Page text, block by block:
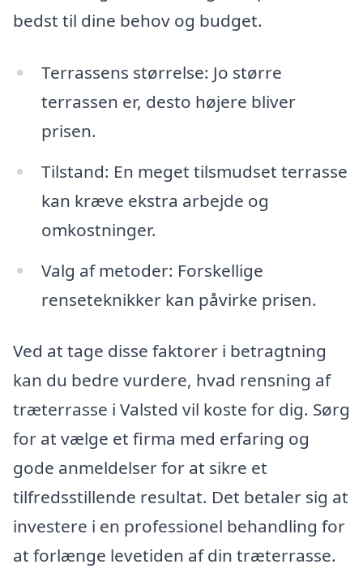
bedst til dine behov og budget.
Terrassens størrelse: Jo større
terrassen er, desto højere bliver
prisen.
Tilstand: En meget tilsmudset terrasse
kan kræve ekstra arbejde og
omkostninger.
Valg af metoder: Forskellige
renseteknikker kan påvirke prisen.
Ved at tage disse faktorer i betragtning
kan du bedre vurdere, hvad rensning af
træterrasse i Valsted vil koste for dig. Sørg
for at vælge et firma med erfaring og
gode anmeldelser for at sikre et
tilfredsstillende resultat. Det betaler sig at
investere i en professionel behandling for
at forlænge levetiden af din træterrasse.